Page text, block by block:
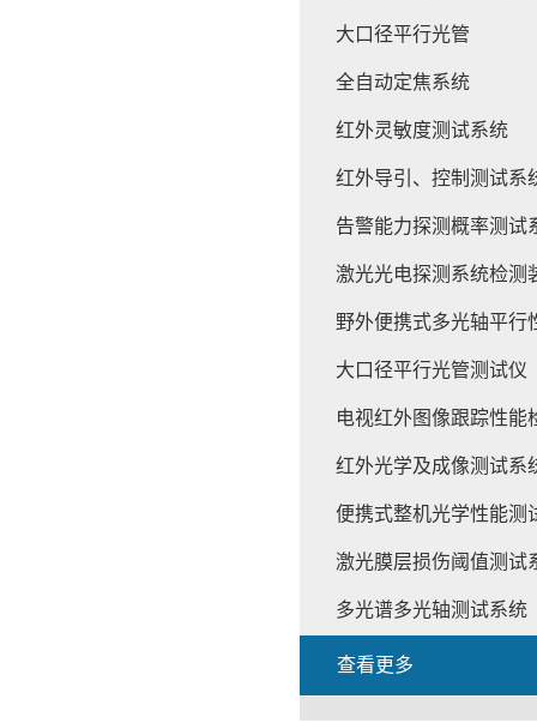
大口径平行光管
全自动定焦系统
红外灵敏度测试系统
红外导引、控制测试系
告警能力探测概率测试
激光光电探测系统检测
野外便携式多光轴平行
大口径平行光管测试仪
电视红外图像跟踪性能
红外光学及成像测试系
便携式整机光学性能测
激光膜层损伤阈值测试
多光谱多光轴测试系统
查看更多